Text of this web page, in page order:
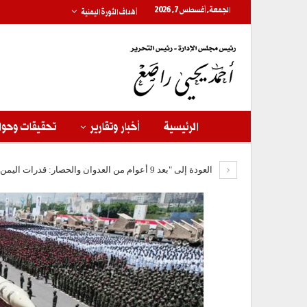
الجمعة, أغسطس 7, 2026 أهداف الثورة اليمنية
الرئيسية أخبار وتقارير تحقيقات
العودة إلى "بعد 9 أعوام من العدوان والحصار: قدرات اليمن العسكرية تقلب موازين القوى في المنطقة"